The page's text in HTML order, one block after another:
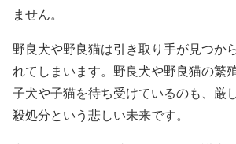
ません。
野良犬や野良猫は引き取り手が見つか
れてしまいます。野良犬や野良猫の繁
子犬や子猫を待ち受けているのも、厳
殺処分という悲しい未来です。